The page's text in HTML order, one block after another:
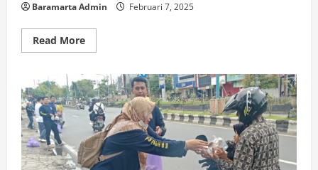
Baramarta Admin Februari 7, 2025
Read More